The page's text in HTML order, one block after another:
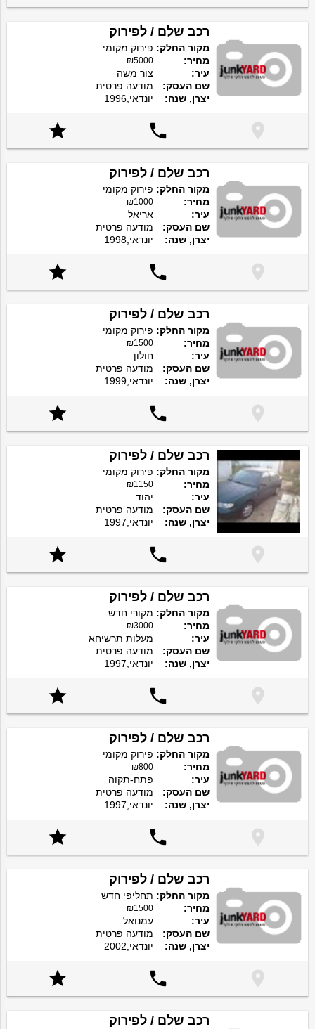
רכב שלם / לפירוק
מקור החלק: פירוק מקומי
מחיר:
₪5000
עיר:
צור משה
שם העסק:
מודעה פרטית
יצרן, שנה:
יונדאי,1996



רכב שלם / לפירוק
מקור החלק: פירוק מקומי
מחיר:
₪1000
עיר:
אריאל
שם העסק:
מודעה פרטית
יצרן, שנה:
יונדאי,1998



רכב שלם / לפירוק
מקור החלק: פירוק מקומי
מחיר:
₪1500
עיר:
חולון
שם העסק:
מודעה פרטית
יצרן, שנה:
יונדאי,1999



רכב שלם / לפירוק
מקור החלק: פירוק מקומי
מחיר:
₪1150
עיר:
יהוד
שם העסק:
מודעה פרטית
יצרן, שנה:
יונדאי,1997



רכב שלם / לפירוק
מקור החלק: מקורי חדש
מחיר:
₪3000
עיר:
מעלות תרשיחא
שם העסק:
מודעה פרטית
יצרן, שנה:
יונדאי,1997



רכב שלם / לפירוק
מקור החלק: פירוק מקומי
מחיר:
₪800
עיר:
פתח-תקוה
שם העסק:
מודעה פרטית
יצרן, שנה:
יונדאי,1997



רכב שלם / לפירוק
מקור החלק: תחליפי חדש
מחיר:
₪1500
עיר:
עמנואל
שם העסק:
מודעה פרטית
יצרן, שנה:
יונדאי,2002



רכב שלם / לפירוק